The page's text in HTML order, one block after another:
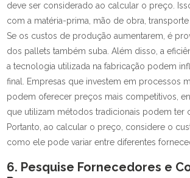
deve ser considerado ao calcular o preço.
com a matéria-prima, mão de obra, transporte
Se os custos de produção aumentarem, é
dos pallets também suba. Além disso, a
a tecnologia utilizada na fabricação podem
final. Empresas que investem em processos
podem oferecer preços mais competitivos,
que utilizam métodos tradicionais podem ter
Portanto, ao calcular o preço, considere o
como ele pode variar entre diferentes
6. Pesquise Fornecedores e